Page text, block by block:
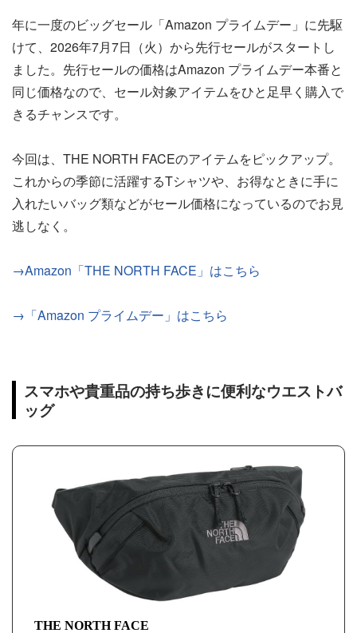
年に一度のビッグセール「Amazon プライムデー」に先駆
けて、2026年7月7日（火）から先行セールがスタートし
ました。先行セールの価格はAmazon プライムデー本番と
同じ価格なので、セール対象アイテムをひと足早く購入で
きるチャンスです。
今回は、THE NORTH FACEのアイテムをピックアップ。
これからの季節に活躍するTシャツや、お得なときに手に
入れたいバッグ類などがセール価格になっているのでお見
逃しなく。
→Amazon「THE NORTH FACE」はこちら
→「Amazon プライムデー」はこちら
スマホや貴重品の持ち歩きに便利なウエストバ
ッグ
THE NORTH FACE